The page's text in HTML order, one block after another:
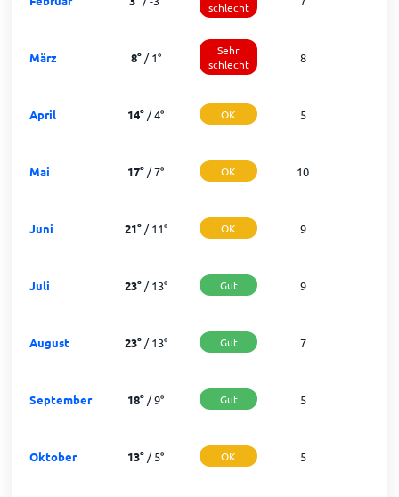
schlecht
März 8°/1°
Sehr
schlecht
8
April 14° /4° OK 5
Mai 17° /7° OK 10
Juni 21°/11° OK 9
Juli 23°/13° Gut 9
August 23°/13° Gut 7
September 18° /9° Gut 5
Oktober 13° /5° OK 5